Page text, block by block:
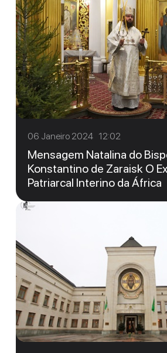
06 Janeiro 2024 12:02
Mensagem Natalina do
Konstantino de Zaraisk O
Patriarcal Interino da África